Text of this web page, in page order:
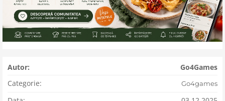
Autor:
Go4Games
Categorie:
Go4games